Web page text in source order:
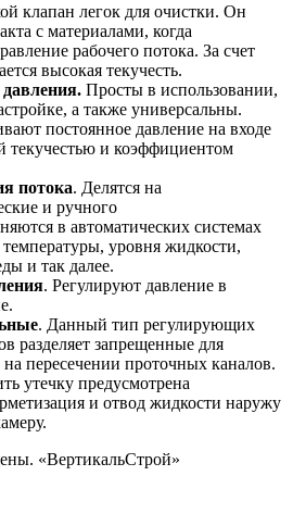
клапан легок для очистки. Он
с материалами, когда
рабочего потока. За счет
высокая текучесть.
Просты в использовании,
а также универсальны.
постоянное давление на входе
текучестью и коэффициентом
потока. Делятся на
и ручного
в автоматических системах
температуры, уровня жидкости,
и так далее.
. Регулируют давление в
. Данный тип регулирующих
разделяет запрещенные для
пересечении проточных каналов.
утечку предусмотрена
и отвод жидкости наружу
«ВертикальСтрой»